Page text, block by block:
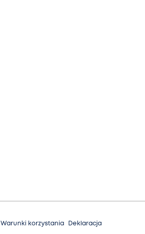
Warunki korzystania
Deklaracja